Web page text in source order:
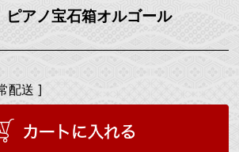
ピアノ宝石箱オルゴール
配送 ]